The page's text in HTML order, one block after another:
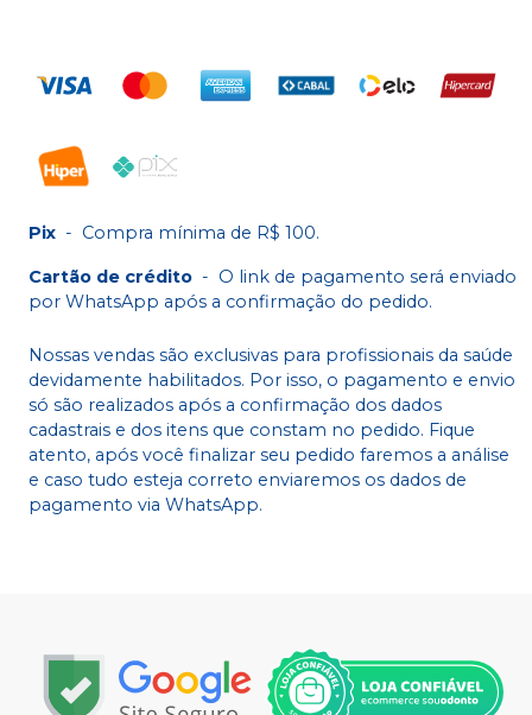
Pix - Compra mínima de R$ 100.
Cartão de crédito - O link de pagamento será enviado
por WhatsApp após a confirmação do pedido.
Nossas vendas são exclusivas para profissionais da saúde
devidamente habilitados. Por isso, o pagamento e envio
só são realizados após a confirmação dos dados
cadastrais e dos itens que constam no pedido. Fique
atento, após você finalizar seu pedido faremos a análise
e caso tudo esteja correto enviaremos os dados de
pagamento via WhatsApp.